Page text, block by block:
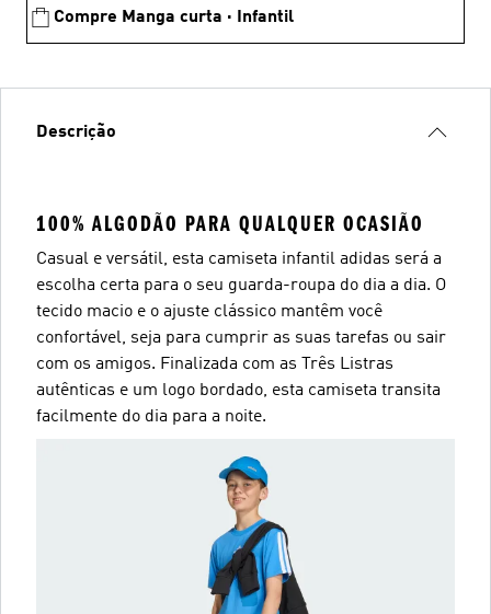
Compre Manga curta · Infantil
Descrição
100% ALGODÃO PARA QUALQUER OCASIÃO
Casual e versátil, esta camiseta infantil adidas será a
escolha certa para o seu guarda-roupa do dia a dia. O
tecido macio e o ajuste clássico mantêm você
confortável, seja para cumprir as suas tarefas ou sair
com os amigos. Finalizada com as Três Listras
autênticas e um logo bordado, esta camiseta transita
facilmente do dia para a noite.